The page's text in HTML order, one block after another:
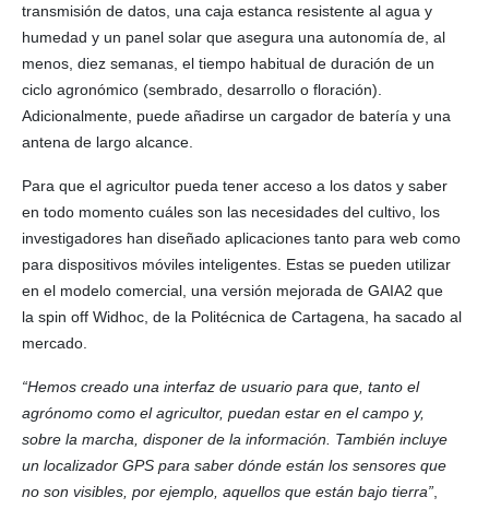
transmisión de datos, una caja estanca resistente al agua y
humedad y un panel solar que asegura una autonomía de, al
menos, diez semanas, el tiempo habitual de duración de un
ciclo agronómico (sembrado, desarrollo o floración).
Adicionalmente, puede añadirse un cargador de batería y una
antena de largo alcance.
Para que el agricultor pueda tener acceso a los datos y saber
en todo momento cuáles son las necesidades del cultivo, los
investigadores han diseñado aplicaciones tanto para web como
para dispositivos móviles inteligentes. Estas se pueden utilizar
en el modelo comercial, una versión mejorada de GAIA2 que
la spin off Widhoc, de la Politécnica de Cartagena, ha sacado al
mercado.
“Hemos creado una interfaz de usuario para que, tanto el
agrónomo como el agricultor, puedan estar en el campo y,
sobre la marcha, disponer de la información. También incluye
un localizador GPS para saber dónde están los sensores que
no son visibles, por ejemplo, aquellos que están bajo tierra”